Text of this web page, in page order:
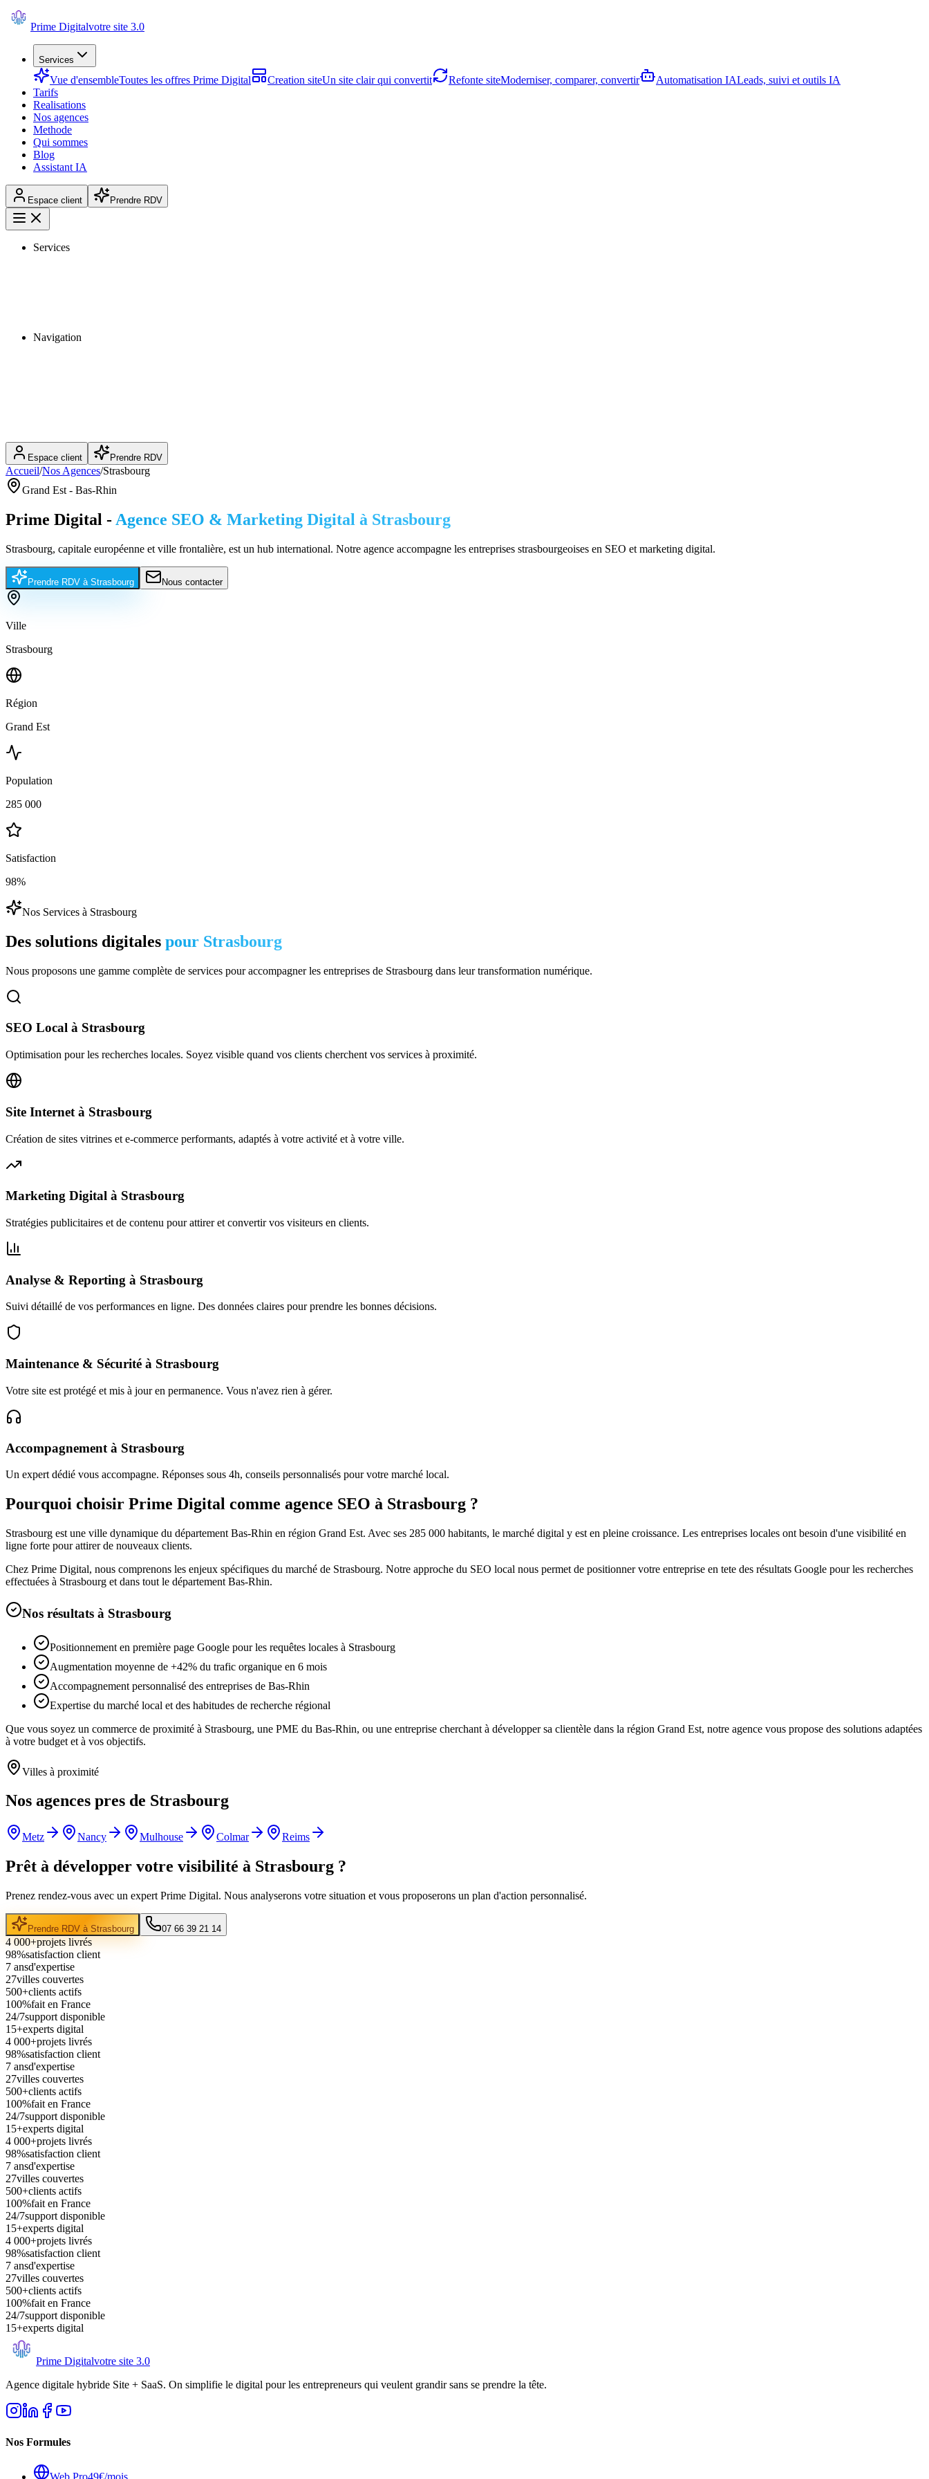
Prime Digitalvotre site 3.0
Services
Vue d'ensembleToutes les offres Prime Digital Creation siteUn site clair qui convertit Refonte siteModerniser, comparer, convertir Automatisation IALeads, suivi et outils IA
Tarifs
Realisations
Nos agences
Methode
Qui sommes
Blog
Assistant IA
Espace client Prendre RDV
Services
Navigation
Espace client Prendre RDV
Accueil/Nos Agences/Strasbourg
Grand Est - Bas-Rhin
Prime Digital - Agence SEO & Marketing Digital à Strasbourg
Strasbourg, capitale européenne et ville frontalière, est un hub international. Notre agence accompagne les entreprises strasbourgeoises en SEO et marketing digital.
Prendre RDV à Strasbourg Nous contacter
Ville
Strasbourg
Région
Grand Est
Population
285 000
Satisfaction
98%
Nos Services à Strasbourg
Des solutions digitales pour Strasbourg
Nous proposons une gamme complète de services pour accompagner les entreprises de Strasbourg dans leur transformation numérique.
SEO Local à Strasbourg
Optimisation pour les recherches locales. Soyez visible quand vos clients cherchent vos services à proximité.
Site Internet à Strasbourg
Création de sites vitrines et e-commerce performants, adaptés à votre activité et à votre ville.
Marketing Digital à Strasbourg
Stratégies publicitaires et de contenu pour attirer et convertir vos visiteurs en clients.
Analyse & Reporting à Strasbourg
Suivi détaillé de vos performances en ligne. Des données claires pour prendre les bonnes décisions.
Maintenance & Sécurité à Strasbourg
Votre site est protégé et mis à jour en permanence. Vous n'avez rien à gérer.
Accompagnement à Strasbourg
Un expert dédié vous accompagne. Réponses sous 4h, conseils personnalisés pour votre marché local.
Pourquoi choisir Prime Digital comme agence SEO à Strasbourg ?
Strasbourg est une ville dynamique du département Bas-Rhin en région Grand Est. Avec ses 285 000 habitants, le marché digital y est en pleine croissance. Les entreprises locales ont besoin d'une visibilité en
ligne forte pour attirer de nouveaux clients.
Chez Prime Digital, nous comprenons les enjeux spécifiques du marché de Strasbourg. Notre approche du SEO local nous permet de positionner votre entreprise en tete des résultats Google pour les recherches
effectuées à Strasbourg et dans tout le département Bas-Rhin.
Nos résultats à Strasbourg
Positionnement en première page Google pour les requêtes locales à Strasbourg
Augmentation moyenne de +42% du trafic organique en 6 mois
Accompagnement personnalisé des entreprises de Bas-Rhin
Expertise du marché local et des habitudes de recherche régional
Que vous soyez un commerce de proximité à Strasbourg, une PME du Bas-Rhin, ou une entreprise cherchant à développer sa clientèle dans la région Grand Est, notre agence vous propose des solutions adaptées
à votre budget et à vos objectifs.
Villes à proximité
Nos agences pres de Strasbourg
Metz Nancy Mulhouse Colmar Reims
Prêt à développer votre visibilité à Strasbourg ?
Prenez rendez-vous avec un expert Prime Digital. Nous analyserons votre situation et vous proposerons un plan d'action personnalisé.
Prendre RDV à Strasbourg 07 66 39 21 14
4 000+projets livrés
98%satisfaction client
7 ansd'expertise
27villes couvertes
500+clients actifs
100%fait en France
24/7support disponible
15+experts digital
4 000+projets livrés
98%satisfaction client
7 ansd'expertise
27villes couvertes
500+clients actifs
100%fait en France
24/7support disponible
15+experts digital
4 000+projets livrés
98%satisfaction client
7 ansd'expertise
27villes couvertes
500+clients actifs
100%fait en France
24/7support disponible
15+experts digital
4 000+projets livrés
98%satisfaction client
7 ansd'expertise
27villes couvertes
500+clients actifs
100%fait en France
24/7support disponible
15+experts digital
Prime Digitalvotre site 3.0
Agence digitale hybride Site + SaaS. On simplifie le digital pour les entrepreneurs qui veulent grandir sans se prendre la tête.
Nos Formules
Web Pro49€/mois